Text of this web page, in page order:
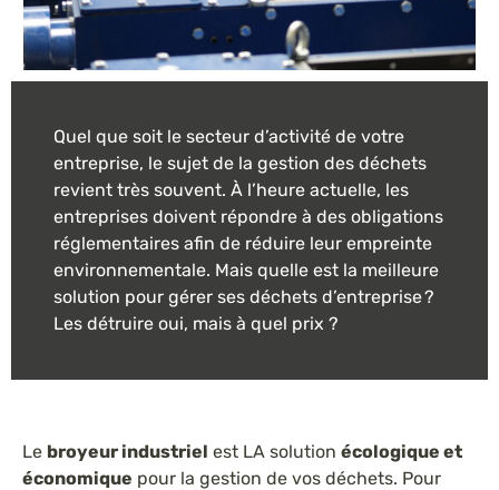
Quel que soit le secteur d’activité de votre
entreprise, le sujet de la gestion des déchets
revient très souvent. À l’heure actuelle, les
entreprises doivent répondre à des obligations
réglementaires afin de réduire leur empreinte
environnementale. Mais quelle est la meilleure
solution pour gérer ses déchets d’entreprise ?
Les détruire oui, mais à quel prix ?
Le broyeur industriel est LA solution écologique et
économique pour la gestion de vos déchets. Pour